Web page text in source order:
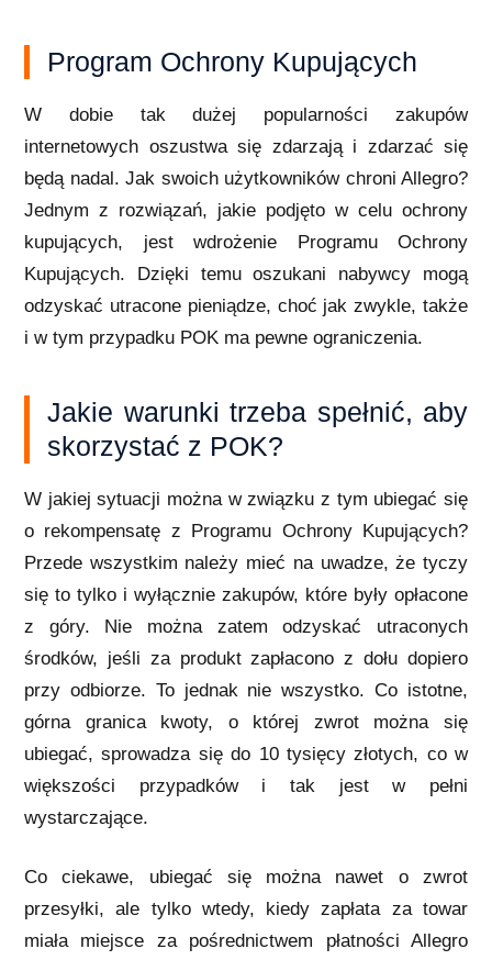
Program Ochrony Kupujących
W dobie tak dużej popularności zakupów
internetowych oszustwa się zdarzają i zdarzać się
będą nadal. Jak swoich użytkowników chroni Allegro?
Jednym z rozwiązań, jakie podjęto w celu ochrony
kupujących, jest wdrożenie Programu Ochrony
Kupujących. Dzięki temu oszukani nabywcy mogą
odzyskać utracone pieniądze, choć jak zwykle, także
i w tym przypadku POK ma pewne ograniczenia.
Jakie warunki trzeba spełnić, aby
skorzystać z POK?
W jakiej sytuacji można w związku z tym ubiegać się
o rekompensatę z Programu Ochrony Kupujących?
Przede wszystkim należy mieć na uwadze, że tyczy
się to tylko i wyłącznie zakupów, które były opłacone
z góry. Nie można zatem odzyskać utraconych
środków, jeśli za produkt zapłacono z dołu dopiero
przy odbiorze. To jednak nie wszystko. Co istotne,
górna granica kwoty, o której zwrot można się
ubiegać, sprowadza się do 10 tysięcy złotych, co w
większości przypadków i tak jest w pełni
wystarczające.
Co ciekawe, ubiegać się można nawet o zwrot
przesyłki, ale tylko wtedy, kiedy zapłata za towar
miała miejsce za pośrednictwem płatności Allegro